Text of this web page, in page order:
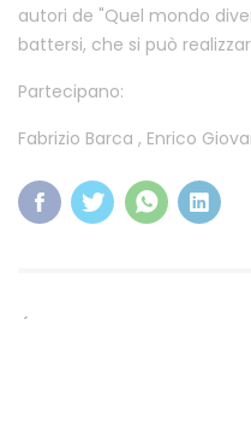
autori de "Quel mondo
battersi, che si può
Partecipano:
Fabrizio Barca , Enrico